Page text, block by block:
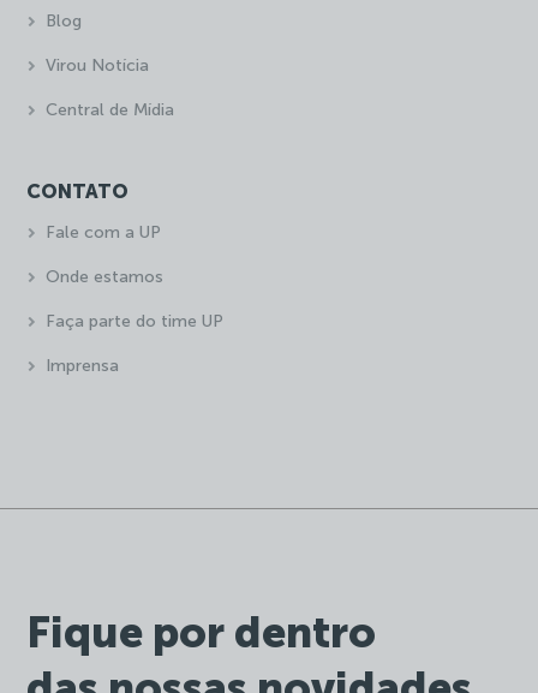
Fique por dentro
Blog
Virou Notícia
Central de Mídia
CONTATO
Fale com a UP
Onde estamos
Faça parte do time UP
Imprensa